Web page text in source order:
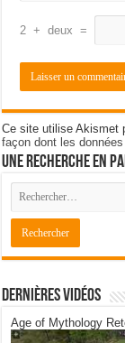
2 + deux =
Ce site utilise Akismet
façon dont les
Une recherche en
Dernières Vidéos
Age of Mythology